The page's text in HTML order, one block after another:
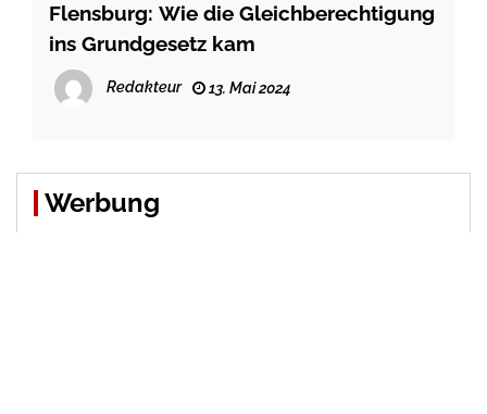
Flensburg: Wie die Gleichberechtigung
ins Grundgesetz kam
Redakteur 13. Mai 2024
Werbung